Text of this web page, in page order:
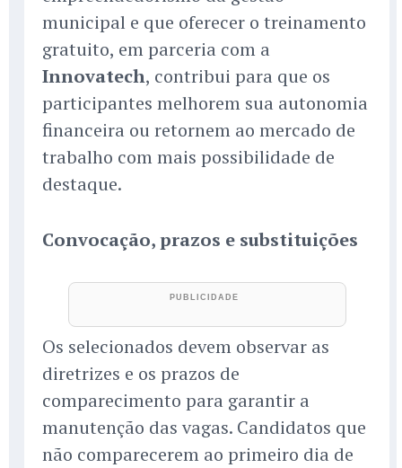
municipal e que oferecer o treinamento
gratuito, em parceria com a
Innovatech, contribui para que os
participantes melhorem sua autonomia
financeira ou retornem ao mercado de
trabalho com mais possibilidade de
destaque.
Convocação, prazos e substituições
Os selecionados devem observar as
diretrizes e os prazos de
comparecimento para garantir a
manutenção das vagas. Candidatos que
não comparecerem ao primeiro dia de